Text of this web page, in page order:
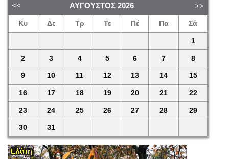
ΑΎΓΟΥΣΤΟΣ 2026
Κυ Δε Τρ Τε Πέ Πα Σά
1
2 3 4 5 6 7 8
9 10 11 12 13 14 15
16 17 18 19 20 21 22
23 24 25 26 27 28 29
30 31